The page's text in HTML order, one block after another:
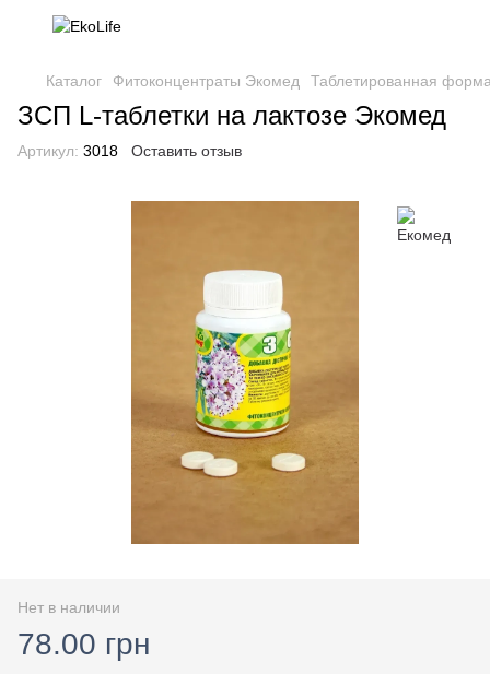
Каталог Фитоконцентраты Экомед Таблетированная
ЗСП L-таблетки на лактозе Экомед
Артикул: 3018 Оставить отзыв
Нет в наличии
78.00 грн